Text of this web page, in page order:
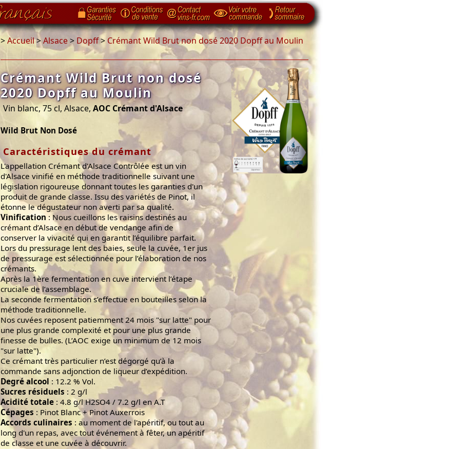
>Accueil>Alsace> Dopff> Crémant Wild Brut non dosé 2020 Dopff au Moulin
Crémant Wild Brut non dosé
2020 Dopff au Moulin
Vin blanc, 75 cl, Alsace, AOC Crémant d'Alsace
Wild Brut Non Dosé
Caractéristiques du crémant
L'appellation Crémant d'Alsace Contrôlée est un vin
d'Alsace vinifié en méthode traditionnelle suivant une
législation rigoureuse donnant toutes les garanties d'un
produit de grande classe. Issu des variétés de Pinot, il
étonne le dégustateur non averti par sa qualité.
Vinification : Nous cueillons les raisins destinés au
crémant d’Alsace en début de vendange afin de
conserver la vivacité qui en garantit l’équilibre parfait.
Lors du pressurage lent des baies, seule la cuvée, 1er jus
de pressurage est sélectionnée pour l’élaboration de nos
crémants.
Après la 1ère fermentation en cuve intervient l’étape
cruciale de l’assemblage.
La seconde fermentation s’effectue en bouteilles selon la
méthode traditionnelle.
Nos cuvées reposent patiemment 24 mois "sur latte" pour
une plus grande complexité et pour une plus grande
finesse de bulles. (L’AOC exige un minimum de 12 mois
"sur latte").
Ce crémant très particulier n’est dégorgé qu’à la
commande sans adjonction de liqueur d’expédition.
Degré alcool : 12.2 % Vol.
Sucres résiduels : 2 g/l
Acidité totale : 4.8 g/l H2SO4 / 7.2 g/l en A.T
Cépages : Pinot Blanc + Pinot Auxerrois
Accords culinaires : au moment de l'apéritif, ou tout au
long d'un repas, avec tout événement à fêter, un apéritif
de classe et une cuvée à découvrir.